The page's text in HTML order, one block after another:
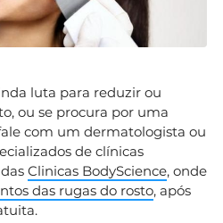
luta para reduzir ou
ou se procura por uma
com um dermatologista ou
de clínicas
Clinicas BodyScience, onde
das rugas do rosto, após